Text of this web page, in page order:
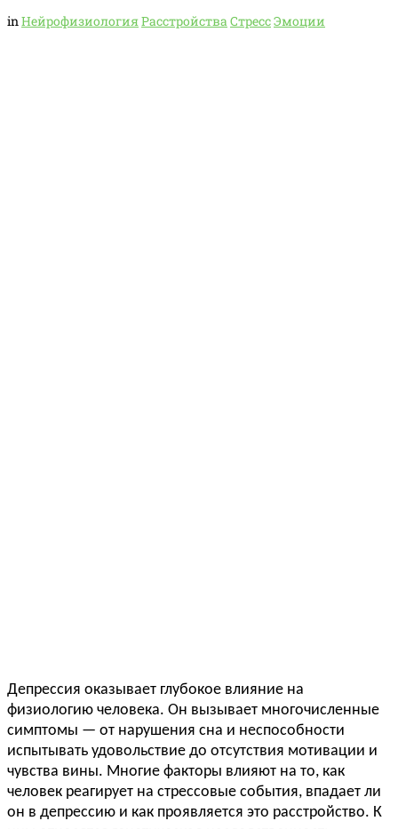
inНейрофизиологияРасстройстваСтрессЭмоции
Депрессия оказывает глубокое влияние на
физиологию человека. Он вызывает многочисленные
симптомы — от нарушения сна и неспособности
испытывать удовольствие до отсутствия мотивации и
чувства вины. Многие факторы влияют на то, как
человек реагирует на стрессовые события, впадает ли
он в депрессию и как проявляется это расстройство. К